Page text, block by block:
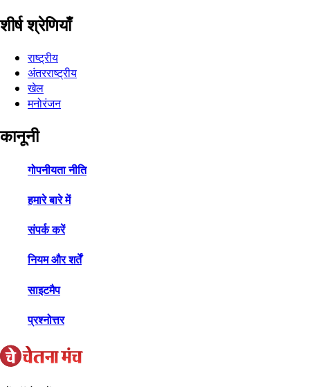
शीर्ष श्रेणियाँ
राष्ट्रीय
अंतरराष्ट्रीय
खेल
मनोरंजन
कानूनी
गोपनीयता नीति
हमारे बारे में
संपर्क करें
नियम और शर्तें
साइटमैप
प्रश्नोत्तर